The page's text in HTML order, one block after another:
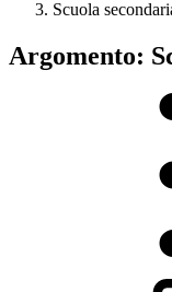
Scuola
Argomento: